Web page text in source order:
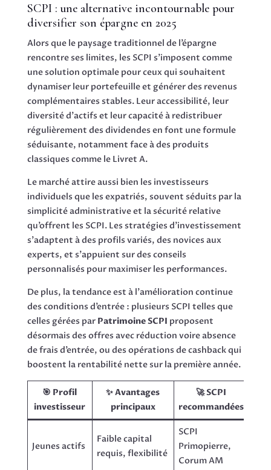
SCPI : une alternative incontournable pour
diversifier son épargne en 2025
Alors que le paysage traditionnel de l’épargne
rencontre ses limites, les SCPI s’imposent comme
une solution optimale pour ceux qui souhaitent
dynamiser leur portefeuille et générer des revenus
complémentaires stables. Leur accessibilité, leur
diversité d’actifs et leur capacité à redistribuer
régulièrement des dividendes en font une formule
séduisante, notamment face à des produits
classiques comme le Livret A.
Le marché attire aussi bien les investisseurs
individuels que les expatriés, souvent séduits par la
simplicité administrative et la sécurité relative
qu’offrent les SCPI. Les stratégies d’investissement
s’adaptent à des profils variés, des novices aux
experts, et s’appuient sur des conseils
personnalisés pour maximiser les performances.
De plus, la tendance est à l’amélioration continue
des conditions d’entrée : plusieurs SCPI telles que
celles gérées par Patrimoine SCPI proposent
désormais des offres avec réduction voire absence
de frais d’entrée, ou des opérations de cashback qui
boostent la rentabilité nette sur la première année.
🎯 Profil
investisseur
✨ Avantages
principaux
🚀 SCPI
recommandées
Jeunes actifs
Faible capital
requis, flexibilité
SCPI
Primopierre,
Corum AM